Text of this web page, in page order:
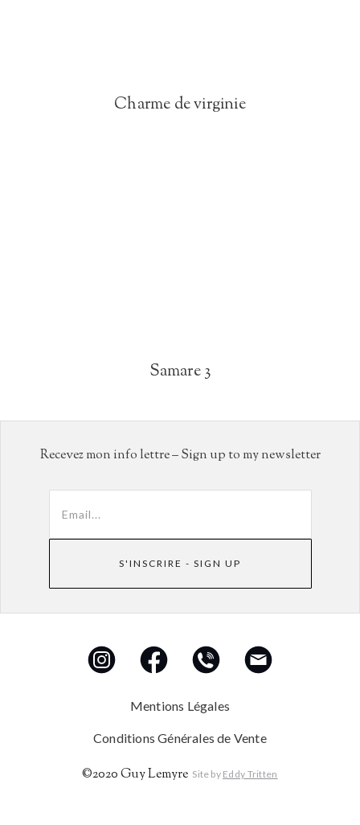
Charme de virginie
Samare 3
Recevez mon info lettre – Sign up to my newsletter
Mentions Légales
Conditions Générales de Vente
©2020 Guy Lemyre Site by Eddy Tritten